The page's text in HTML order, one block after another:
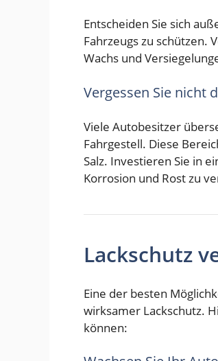
Entscheiden Sie sich
Fahrzeugs zu schützen.
Wachs und
Vergessen Sie nicht
Viele Autobesitzer
Fahrgestell. Diese
Salz. Investieren Sie in
Korrosion und Rost zu
Lackschutz
Eine der besten
wirksamer Lackschutz.
können: